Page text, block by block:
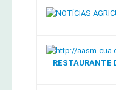
RESTAURANTE